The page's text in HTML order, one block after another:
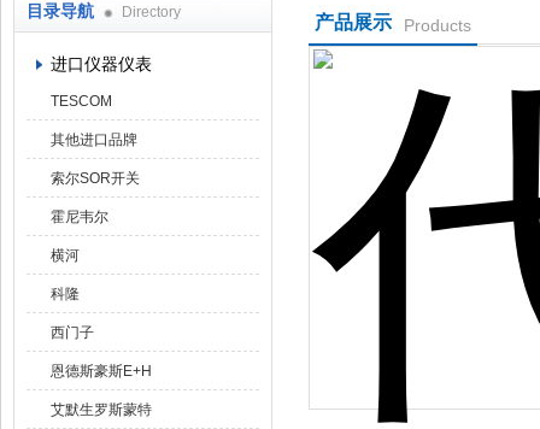
目录导航 Directory
进口仪器仪表
TESCOM
其他进口品牌
索尔SOR开关
霍尼韦尔
横河
科隆
西门子
恩德斯豪斯E+H
艾默生罗斯蒙特
产品展示 Products